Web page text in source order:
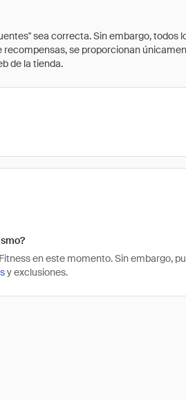
sea correcta. Sin embargo, todos
se proporcionan
de la tienda.
en este momento. Sin embargo,
y exclusiones.